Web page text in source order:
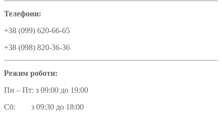
Телефони:
+38 (099) 620-66-65
+38 (098) 820-36-36
Режим роботи:
Пн – Пт: з 09:00 до 19:00
Сб: з 09:30 до 18:00